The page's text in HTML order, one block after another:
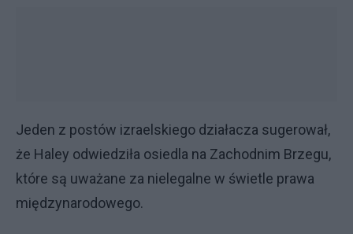
Jeden z postów izraelskiego działacza sugerował,
że Haley odwiedziła osiedla na Zachodnim Brzegu,
które są uważane za nielegalne w świetle prawa
międzynarodowego.